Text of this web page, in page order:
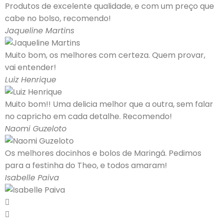
Produtos de excelente qualidade, e com um preço que
cabe no bolso, recomendo!
Jaqueline Martins
Muito bom, os melhores com certeza. Quem provar,
vai entender!
Luiz Henrique
Muito bom!! Uma delicia melhor que a outra, sem falar
no capricho em cada detalhe. Recomendo!
Naomi Guzeloto
Os melhores docinhos e bolos de Maringá. Pedimos
para a festinha do Theo, e todos amaram!
Isabelle Paiva